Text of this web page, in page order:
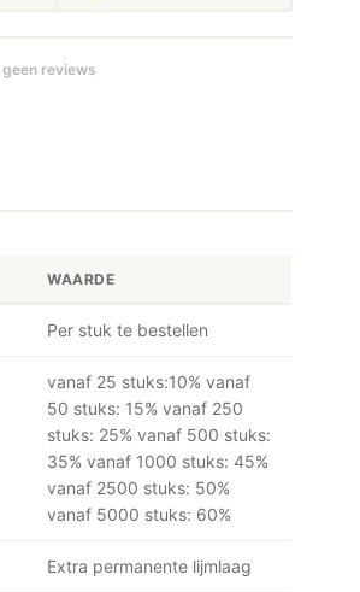
reviews
WAARDE
Per stuk te bestellen
vanaf 25 stuks:10% vanaf
50 stuks: 15% vanaf 250
stuks: 25% vanaf 500 stuks:
35% vanaf 1000 stuks: 45%
vanaf 2500 stuks: 50%
vanaf 5000 stuks: 60%
Extra permanente lijmlaag